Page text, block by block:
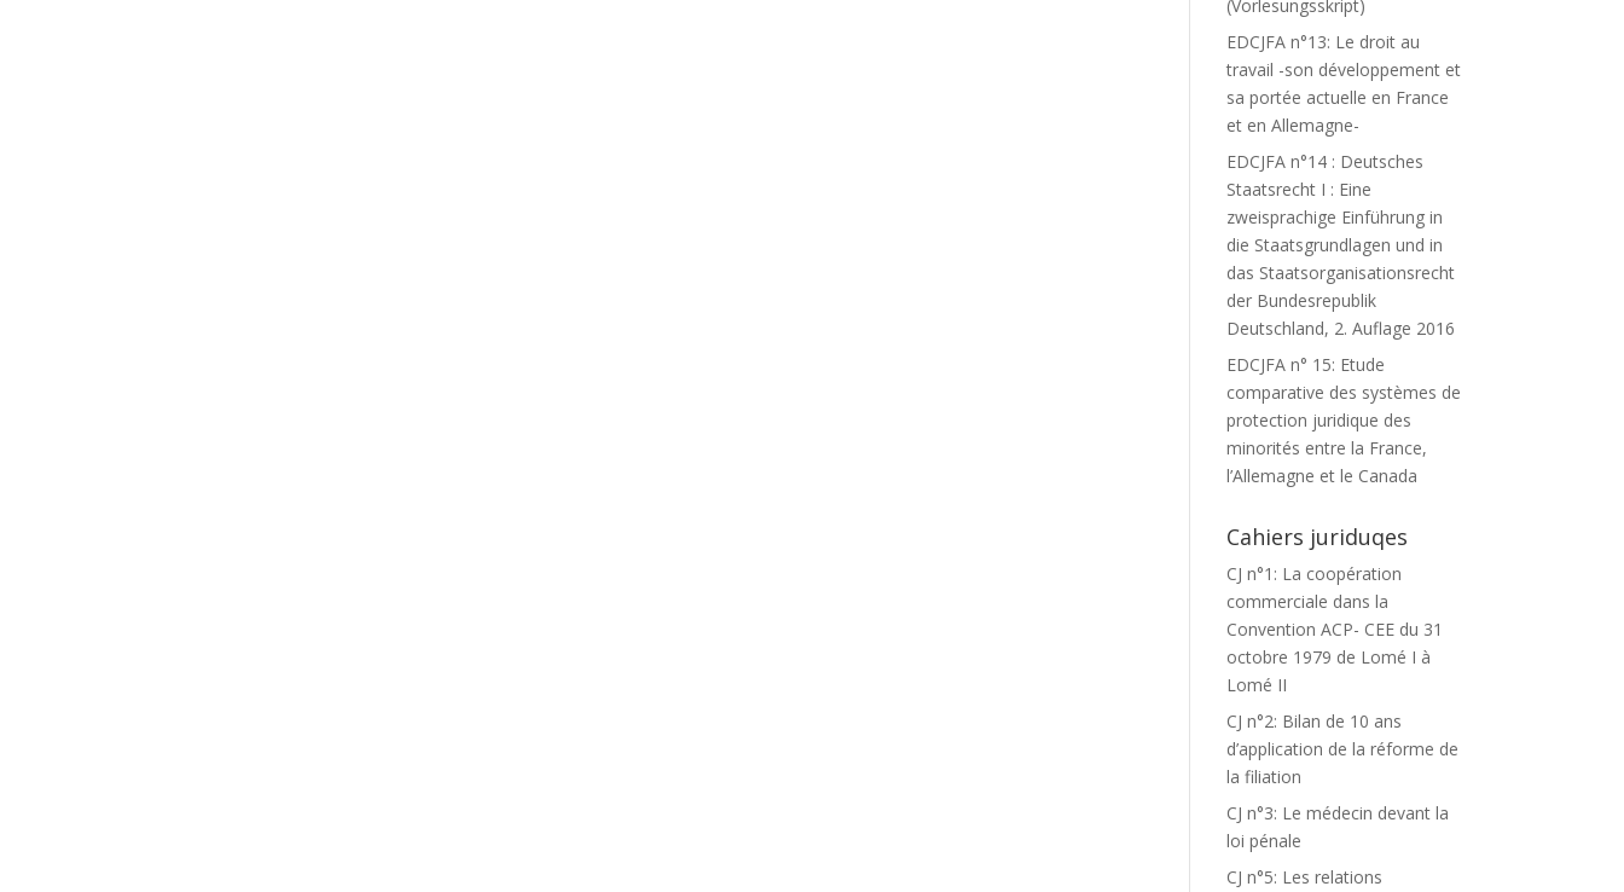
(Vorlesungsskript)
EDCJFA n°13: Le droit au
travail -son développement et
sa portée actuelle en France
et en Allemagne-
EDCJFA n°14 : Deutsches
Staatsrecht I : Eine
zweisprachige Einführung in
die Staatsgrundlagen und in
das Staatsorganisationsrecht
der Bundesrepublik
Deutschland, 2. Auflage 2016
EDCJFA n° 15: Etude
comparative des systèmes de
protection juridique des
minorités entre la France,
l’Allemagne et le Canada
Cahiers juriduqes
CJ n°1: La coopération
commerciale dans la
Convention ACP- CEE du 31
octobre 1979 de Lomé I à
Lomé II
CJ n°2: Bilan de 10 ans
d’application de la réforme de
la filiation
CJ n°3: Le médecin devant la
loi pénale
CJ n°5: Les relations